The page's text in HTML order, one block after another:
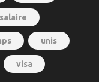
salaire
unis
visa